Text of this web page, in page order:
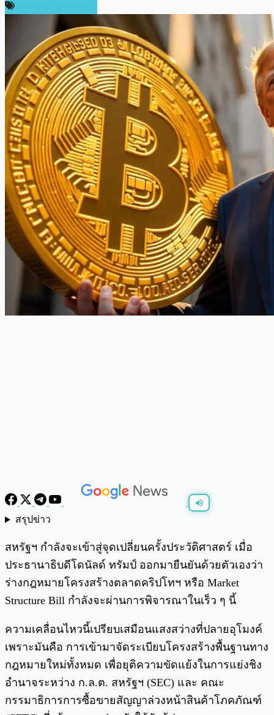
สรุปข่าว
สหรัฐฯ กำลังจะเข้าสู่จุดเปลี่ยนครั้งประวัติศาสตร์ เมื่อ
ประธานาธิบดีโดนัลด์ ทรัมป์ ออกมายืนยันด้วยตัวเองว่า
ร่างกฎหมายโครงสร้างตลาดคริปโทฯ หรือ Market
Structure Bill กำลังจะผ่านการพิจารณาในเร็ว ๆ นี้
ความเคลื่อนไหวนี้เปรียบเสมือนแสงสว่างที่ปลายอุโมงค์
เพราะมันคือ การเข้ามาจัดระเบียบโครงสร้างพื้นฐานทาง
กฎหมายใหม่ทั้งหมด เพื่อยุติความขัดแย้งในการแย่งชิง
อำนาจระหว่าง ก.ล.ต. สหรัฐฯ (SEC) และ คณะ
กรรมาธิการการซื้อขายสัญญาล่วงหน้าสินค้าโภคภัณฑ์